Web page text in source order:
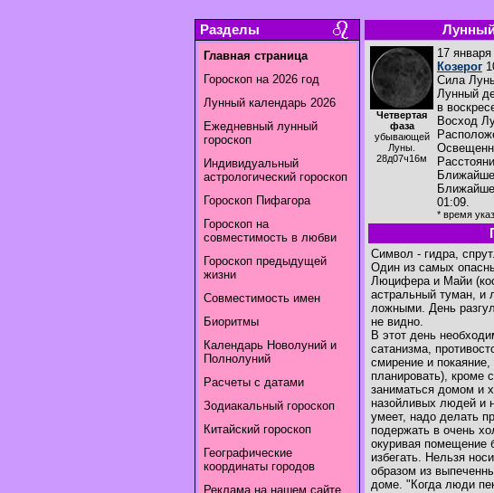
Разделы
Главная страница
Гороскоп на 2026 год
Лунный календарь 2026
Ежедневный лунный
гороскоп
Индивидуальный
астрологический гороскоп
Гороскоп Пифагора
Гороскоп на
совместимость в любви
Гороскоп предыдущей
жизни
Совместимость имен
Биоритмы
Календарь Новолуний и
Полнолуний
Расчеты с датами
Зодиакальный гороскоп
Китайский гороскоп
Географические
координаты городов
Реклама на нашем сайте
Лунный
Четвертая
фаза
убывающей
Луны.
28д07ч16м
17
Козерог
Сила
Лунный
в
Восход
01:09.
* время
Символ - гидра, спрут.
Один из самых
Люцифера и Майи
астральный туман, и
ложными. День
не видно.
В этот день
сатанизма,
смирение и
планировать), кроме
заниматься домом и
назойливых людей и
умеет, надо делать
подержать в очень
окуривая помещение
избегать. Нельзя
образом из
доме. "Когда люди